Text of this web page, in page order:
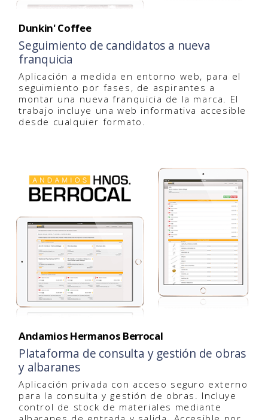
Dunkin' Coffee
Seguimiento de candidatos a nueva
franquicia
Aplicación a medida en entorno web, para el
seguimiento por fases, de aspirantes a
montar una nueva franquicia de la marca. El
trabajo incluye una web informativa accesible
desde cualquier formato.
Andamios Hermanos Berrocal
Plataforma de consulta y gestión de obras
y albaranes
Aplicación privada con acceso seguro externo
para la consulta y gestión de obras. Incluye
control de stock de materiales mediante